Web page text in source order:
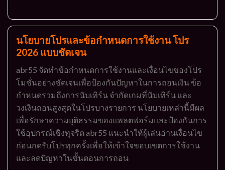
นโยบายโปรและข้อกำหนดการใช้งาน โปร
2026 แบบชัดเจน
abr55 จัดทำข้อกำหนดการใช้งานและเงื่อนไขของโปร
โมชั่นอย่างชัดเจนเพื่อป้องกันปัญหาในการถอนเงิน ข้อ
กำหนดรวมถึงการนับเทิร์น จำกัดเกมที่นับเทิร์น และ
วงเงินถอนสูงสุดในโปรบางรายการ นโยบายเหล่านี้มีผล
เพื่อรักษาความยุติธรรมของแพลตฟอร์มและป้องกันการ
ใช้อุปกรณ์เชิงทุจริต abr55 แนะนำให้ผู้เล่นอ่านเงื่อนไข
ก่อนกดรับโปรทุกครั้งเพื่อให้เข้าใจขอบเขตการใช้งาน
และลดปัญหาในขั้นตอนการถอน